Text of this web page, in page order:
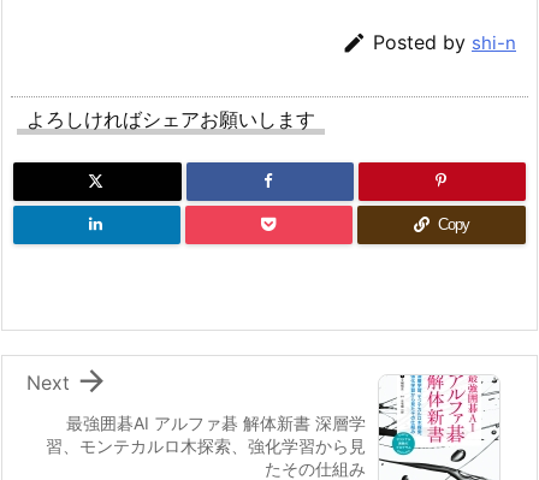
 Posted by shi-n
よろしければシェアお願いします
Copy
最強囲碁AI アルファ碁 解体新書 深層学
習、モンテカルロ木探索、強化学習から見
たその仕組み

Next